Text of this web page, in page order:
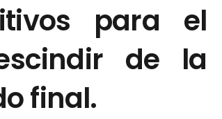
para el
de la
final.